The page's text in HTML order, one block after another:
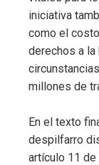
iniciativa
como el
derechos a
millones de
En el texto
despilfarro
artículo 11